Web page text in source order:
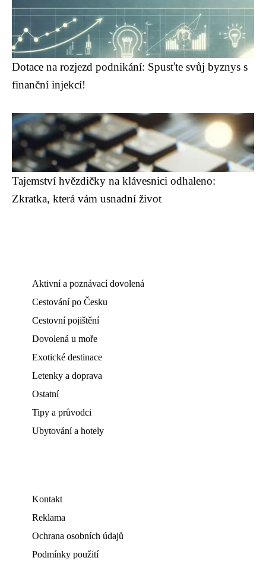
Dotace na rozjezd podnikání: Spusťte svůj byznys s
finanční injekcí!
Tajemství hvězdičky na klávesnici odhaleno:
Zkratka, která vám usnadní život
Aktivní a poznávací dovolená
Cestování po Česku
Cestovní pojištění
Dovolená u moře
Exotické destinace
Letenky a doprava
Ostatní
Tipy a průvodci
Ubytování a hotely
Kontakt
Reklama
Ochrana osobních údajů
Podmínky použití